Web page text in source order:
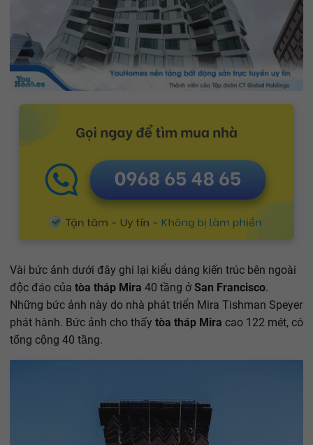
Vài bức ảnh dưới đây ghi lại kiểu dáng kiến trúc bên ngoài
độc đáo của tòa tháp Mira 40 tầng ởSan Francisco.
Những bức ảnh này do nhà phát triển Mira Tishman Speyer
phát hành. Bức ảnh cho thấy tòa tháp Mira cao 122 mét, có
tổng cộng 40 tầng.